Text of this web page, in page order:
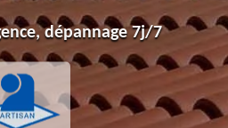
dépannage 7j/7